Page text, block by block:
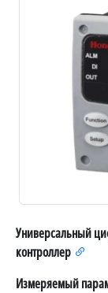
Универсальный
контроллер
Измеряемый